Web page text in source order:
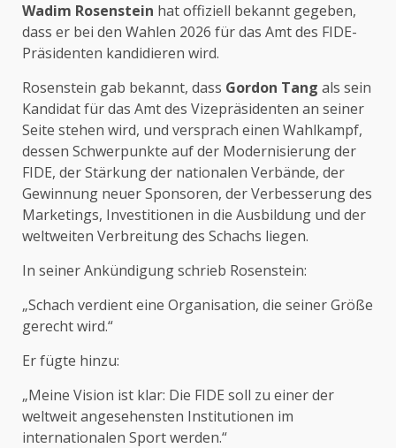
Wadim Rosenstein hat offiziell bekannt gegeben,
dass er bei den Wahlen 2026 für das Amt des FIDE-
Präsidenten kandidieren wird.
Rosenstein gab bekannt, dass Gordon Tang als sein
Kandidat für das Amt des Vizepräsidenten an seiner
Seite stehen wird, und versprach einen Wahlkampf,
dessen Schwerpunkte auf der Modernisierung der
FIDE, der Stärkung der nationalen Verbände, der
Gewinnung neuer Sponsoren, der Verbesserung des
Marketings, Investitionen in die Ausbildung und der
weltweiten Verbreitung des Schachs liegen.
In seiner Ankündigung schrieb Rosenstein:
„Schach verdient eine Organisation, die seiner Größe
gerecht wird.“
Er fügte hinzu:
„Meine Vision ist klar: Die FIDE soll zu einer der
weltweit angesehensten Institutionen im
internationalen Sport werden.“